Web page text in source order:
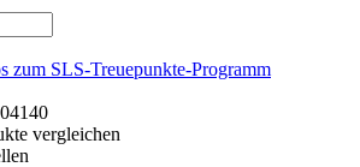
zum SLS-Treuepunkte-Programm
vergleichen